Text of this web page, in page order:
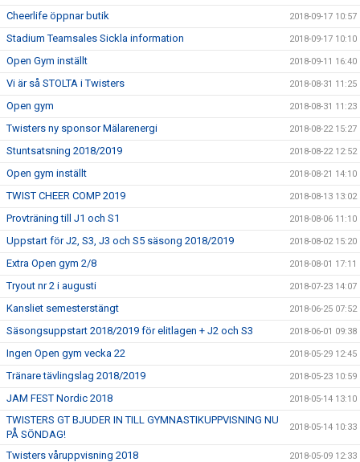
Cheerlife öppnar butik 2018-09-17 10:57
Stadium Teamsales Sickla information 2018-09-17 10:10
Open Gym inställt 2018-09-11 16:40
Vi är så STOLTA i Twisters 2018-08-31 11:25
Open gym 2018-08-31 11:23
Twisters ny sponsor Mälarenergi 2018-08-22 15:27
Stuntsatsning 2018/2019 2018-08-22 12:52
Open gym inställt 2018-08-21 14:10
TWIST CHEER COMP 2019 2018-08-13 13:02
Provträning till J1 och S1 2018-08-06 11:10
Uppstart för J2, S3, J3 och S5 säsong 2018/2019 2018-08-02 15:20
Extra Open gym 2/8 2018-08-01 17:11
Tryout nr 2 i augusti 2018-07-23 14:07
Kansliet semesterstängt 2018-06-25 07:52
Säsongsuppstart 2018/2019 för elitlagen + J2 och S3 2018-06-01 09:38
Ingen Open gym vecka 22 2018-05-29 12:45
Tränare tävlingslag 2018/2019 2018-05-23 10:59
JAM FEST Nordic 2018 2018-05-14 13:10
TWISTERS GT BJUDER IN TILL GYMNASTIKUPPVISNING NU
PÅ SÖNDAG!
2018-05-14 10:33
Twisters våruppvisning 2018 2018-05-09 12:33